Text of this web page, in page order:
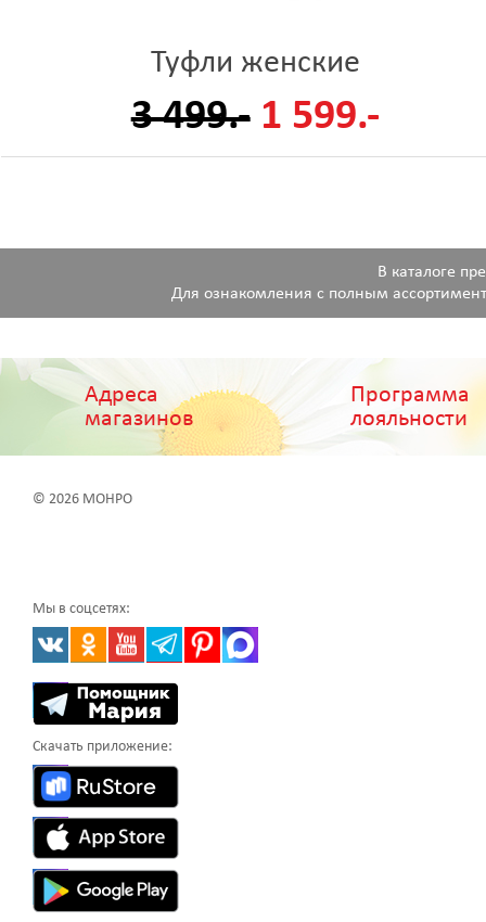
Туфли женские
3 499.- 1 599.-
В каталоге
Для ознакомления с полным
Адреса
магазинов
Программа
лояльности
© 2026 МОНРО
Мы в соцсетях:
Скачать приложение: